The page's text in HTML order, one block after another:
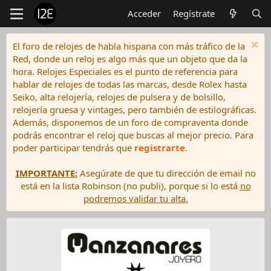
Acceder Regístrate
El foro de relojes de habla hispana con más tráfico de la
Red, donde un reloj es algo más que un objeto que da la
hora. Relojes Especiales es el punto de referencia para
hablar de relojes de todas las marcas, desde Rolex hasta
Seiko, alta relojería, relojes de pulsera y de bolsillo,
relojería gruesa y vintages, pero también de estilográficas.
Además, disponemos de un foro de compraventa donde
podrás encontrar el reloj que buscas al mejor precio. Para
poder participar tendrás que registrarte.
IMPORTANTE:Asegúrate de que tu dirección de email no
está en la lista Robinson (no publi), porque si lo está no
podremos validar tu alta.